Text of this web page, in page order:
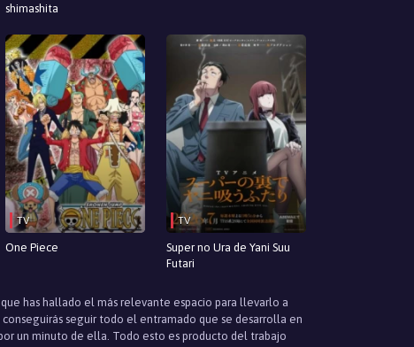
shimashita
TV
One Piece
TV
Super no Ura de Yani Suu
Futari
has hallado el más relevante espacio para llevarlo a
seguir todo el entramado que se desarrolla en
un minuto de ella. Todo esto es producto del trabajo